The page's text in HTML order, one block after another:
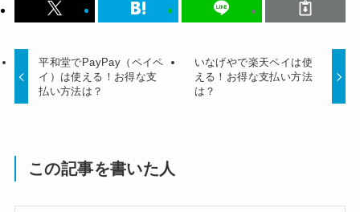
平和堂でPayPay（ペイペ
イ）は使える！お得な支
払い方法は？
いなげやで楽天ペイは使
える！お得な支払い方法
は？
この記事を書いた人